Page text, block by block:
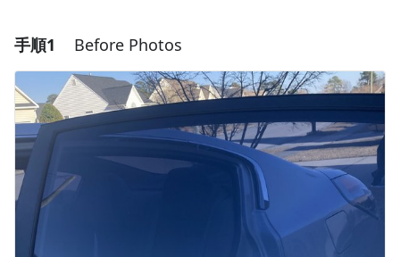
手順1 Before Photos